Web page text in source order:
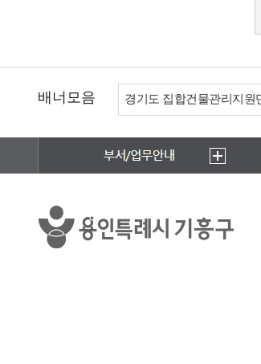
배너모음
집합건물관리지원단 복지서비스 가이드북